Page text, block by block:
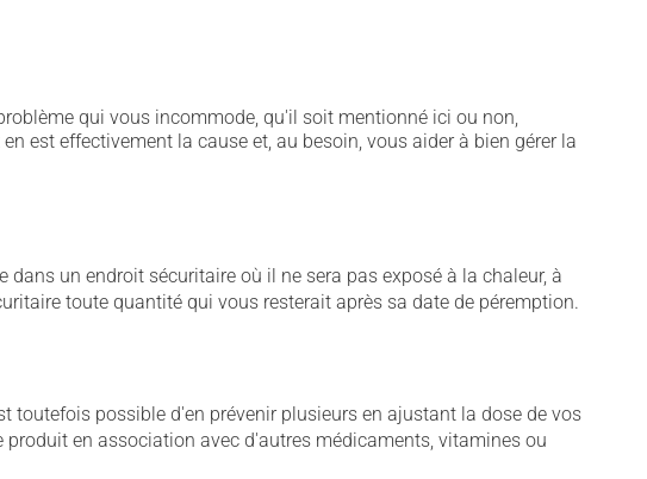
qui vous incommode, qu'il soit mentionné ici ou non,
est effectivement la cause et, au besoin, vous aider à bien gérer la
un endroit sécuritaire où il ne sera pas exposé à la chaleur, à
toute quantité qui vous resterait après sa date de péremption.
possible d'en prévenir plusieurs en ajustant la dose de vos
en association avec d'autres médicaments, vitamines ou